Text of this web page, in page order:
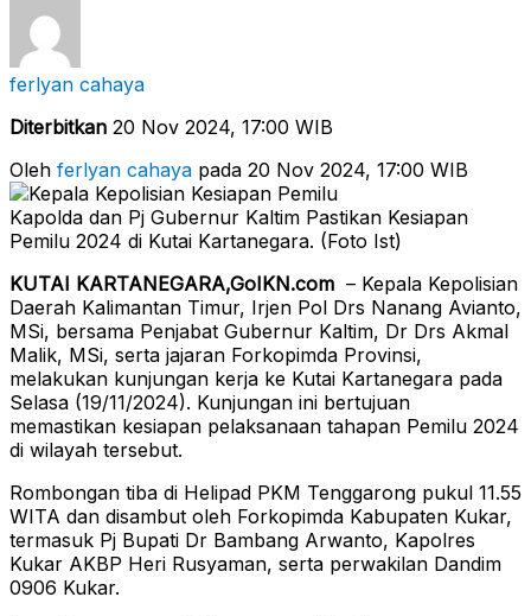
ferlyan cahaya
Diterbitkan 20 Nov 2024, 17:00 WIB
Oleh ferlyan cahaya pada 20 Nov 2024, 17:00 WIB
Kapolda dan Pj Gubernur Kaltim Pastikan Kesiapan
Pemilu 2024 di Kutai Kartanegara. (Foto Ist)
KUTAI KARTANEGARA,GoIKN.com – Kepala Kepolisian
Daerah Kalimantan Timur, Irjen Pol Drs Nanang Avianto,
MSi, bersama Penjabat Gubernur Kaltim, Dr Drs Akmal
Malik, MSi, serta jajaran Forkopimda Provinsi,
melakukan kunjungan kerja ke Kutai Kartanegara pada
Selasa (19/11/2024). Kunjungan ini bertujuan
memastikan kesiapan pelaksanaan tahapan Pemilu 2024
di wilayah tersebut.
Rombongan tiba di Helipad PKM Tenggarong pukul 11.55
WITA dan disambut oleh Forkopimda Kabupaten Kukar,
termasuk Pj Bupati Dr Bambang Arwanto, Kapolres
Kukar AKBP Heri Rusyaman, serta perwakilan Dandim
0906 Kukar.